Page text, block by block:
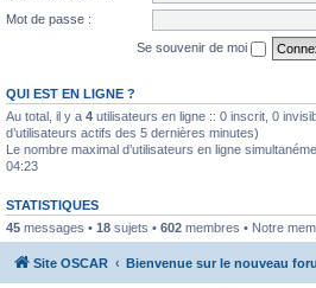
Mot de passe :
Se souvenir de moi
QUI EST EN LIGNE ?
Au total, il y a 4 utilisateurs en ligne :: 0 inscrit, 0
d’utilisateurs actifs des 5 dernières minutes)
Le nombre maximal d’utilisateurs en ligne
04:23
STATISTIQUES
45 messages • 18 sujets • 602 membres • Notre
Site OSCAR Bienvenue sur le nouveau